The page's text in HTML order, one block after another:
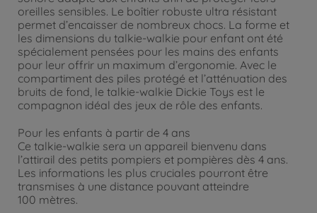
oreilles sensibles. Le boîtier robuste ultra résistant
permet d’encaisser de nombreux chocs. La forme et
les dimensions du talkie-walkie pour enfant ont été
spécialement pensées pour les mains des enfants
pour leur offrir un maximum d’ergonomie. Avec le
compartiment des piles protégé et l’atténuation des
bruits de fond, le talkie-walkie Dickie Toys est le
compagnon idéal des jeux de rôle des enfants.
Pour les enfants à partir de 4 ans
Ce talkie-walkie sera un appareil bienvenu dans
l’attirail des petits pompiers et pompières dès 4 ans.
Les informations les plus cruciales pourront être
transmises à une distance pouvant atteindre
100 mètres.